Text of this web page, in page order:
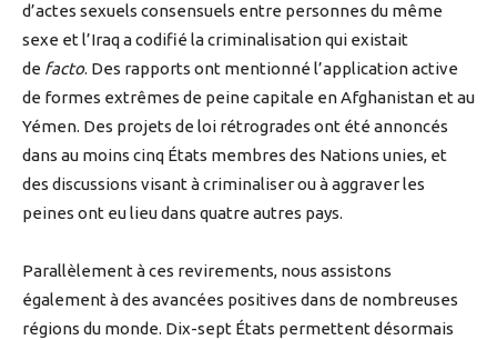
d’actes sexuels consensuels entre personnes du même
sexe et l’Iraq a codifié la criminalisation qui existait
de facto. Des rapports ont mentionné l’application active
de formes extrêmes de peine capitale en Afghanistan et au
Yémen. Des projets de loi rétrogrades ont été annoncés
dans au moins cinq États membres des Nations unies, et
des discussions visant à criminaliser ou à aggraver les
peines ont eu lieu dans quatre autres pays.
Parallèlement à ces revirements, nous assistons
également à des avancées positives dans de nombreuses
régions du monde. Dix-sept États permettent désormais